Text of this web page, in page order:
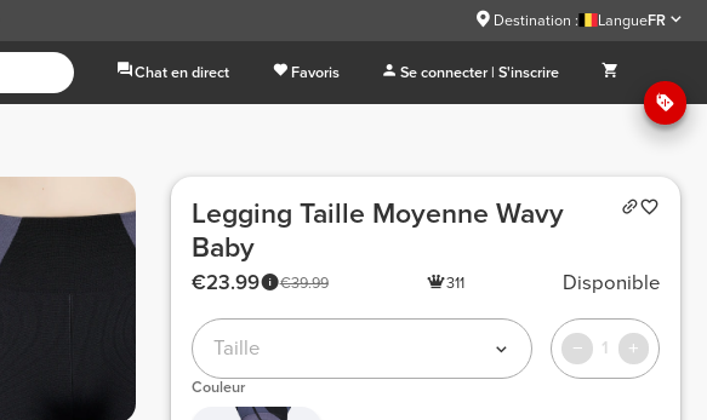
Destination : LangueFR
Chat en direct Favoris Se connecter | S'inscrire
Legging Taille Moyenne Wavy
Baby
€39.99
€23.99 311 Disponible
Taille 1
Couleur